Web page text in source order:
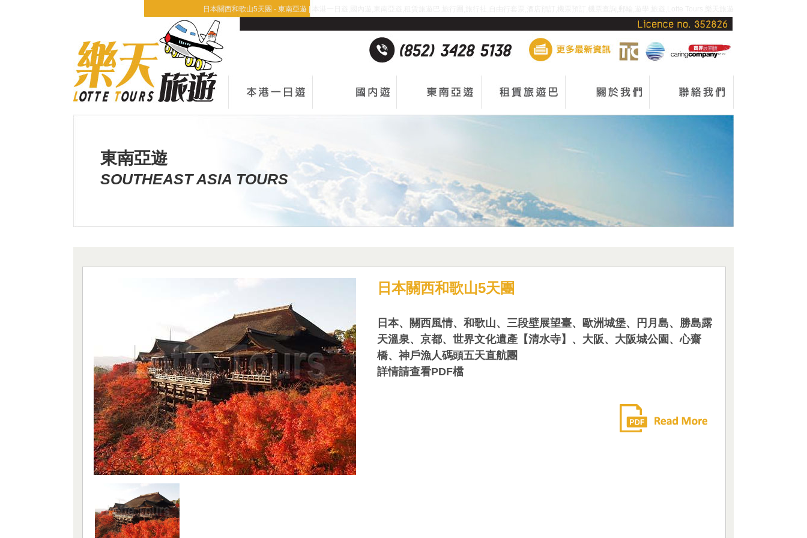
日本關西和歌山5天團 - 東南亞遊 | 本港一日遊,國內遊,東南亞遊,租賃旅遊巴,旅行團,旅行社,自由行套票,酒店預訂,機票預訂,機票查詢,郵輪,遊學,旅遊,Lotte Tours,樂天旅遊
東南亞遊
SOUTHEAST ASIA TOURS
日本關西和歌山5天團
日本、關西風情、和歌山、三段壁展望臺、歐洲城堡、円月島、勝島露
天溫泉、京都、世界文化遺產【清水寺】、大阪、大阪城公園、心齋
橋、神戶漁人碼頭五天直航團
詳情請查看PDF檔